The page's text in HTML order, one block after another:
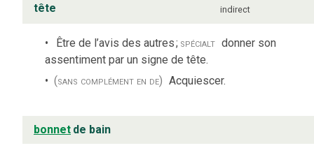
tête
indirect
Être de l’avis des autres; spécialt donner son
assentiment par un signe de tête.
(sans complément en de) Acquiescer.
bonnet de bain